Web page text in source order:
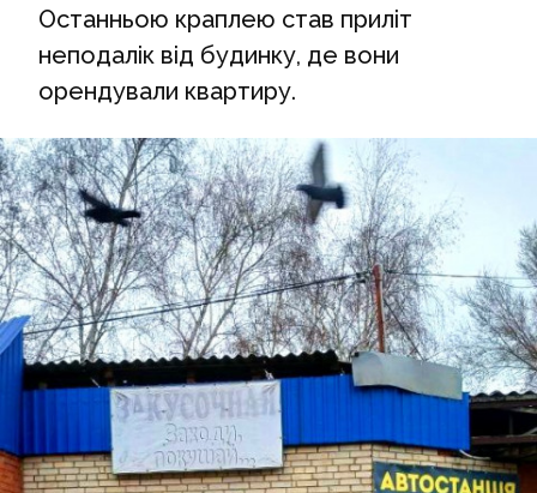
Останньою краплею став приліт
неподалік від будинку, де вони
орендували квартиру.